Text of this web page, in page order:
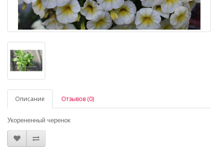
Описание Отзывов (0)
Укорененный черенок